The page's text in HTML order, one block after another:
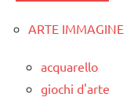
3a
costruire i
materiali
classe
ARTE IMMAGINE
acquarello
giochi d'arte